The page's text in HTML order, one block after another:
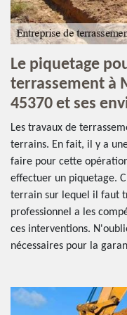
Le piquetage
terrassement à
45370 et ses
Les travaux de
terrains. En fait, il y a
faire pour cette
effectuer un piquetage.
terrain sur lequel il faut
professionnel a les
ces interventions.
nécessaires pour la